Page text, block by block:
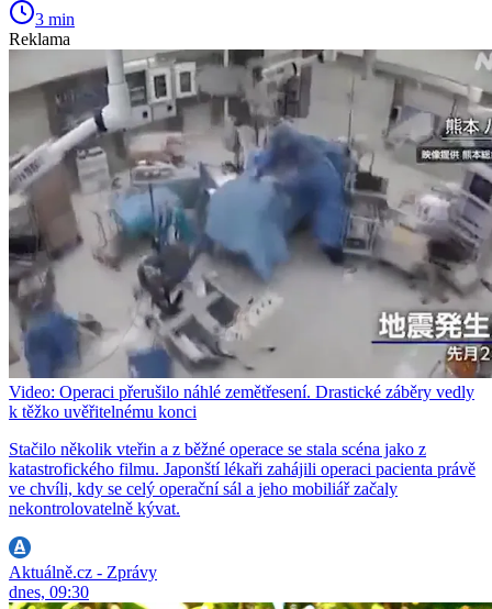
3 min
Reklama
Video: Operaci přerušilo náhlé zemětřesení. Drastické záběry vedly
k těžko uvěřitelnému konci
Stačilo několik vteřin a z běžné operace se stala scéna jako z
katastrofického filmu. Japonští lékaři zahájili operaci pacienta právě
ve chvíli, kdy se celý operační sál a jeho mobiliář začaly
nekontrolovatelně kývat.
Aktuálně.cz - Zprávy
dnes, 09:30